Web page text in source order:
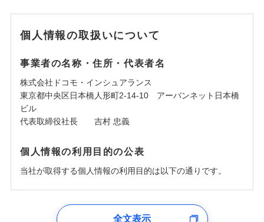
個人情報の取扱いについて
事業者の名称・住所・代表者名
株式会社ドコモ・インシュアランス
東京都中央区日本橋人形町2-14-10 アーバンネット日本橋
ビル
代表取締役社長 吉村 忠義
個人情報の利用目的の公表
当社が取得する個人情報の利用目的は以下の通りです。
全文表示